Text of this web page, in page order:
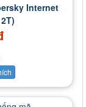
Internet